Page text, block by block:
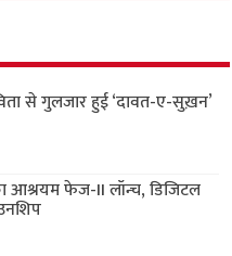
से गुलजार हुई ‘दावत-ए-सुख़न’
आश्रयम फेज-II लॉन्च, डिजिटल